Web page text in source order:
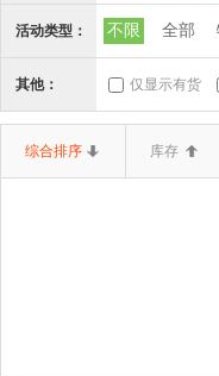
三类器械.6827
三类器械.6864
二类器械.10输
活动类型： 不限 全部
其他： 仅显示有货
综合排序 库存